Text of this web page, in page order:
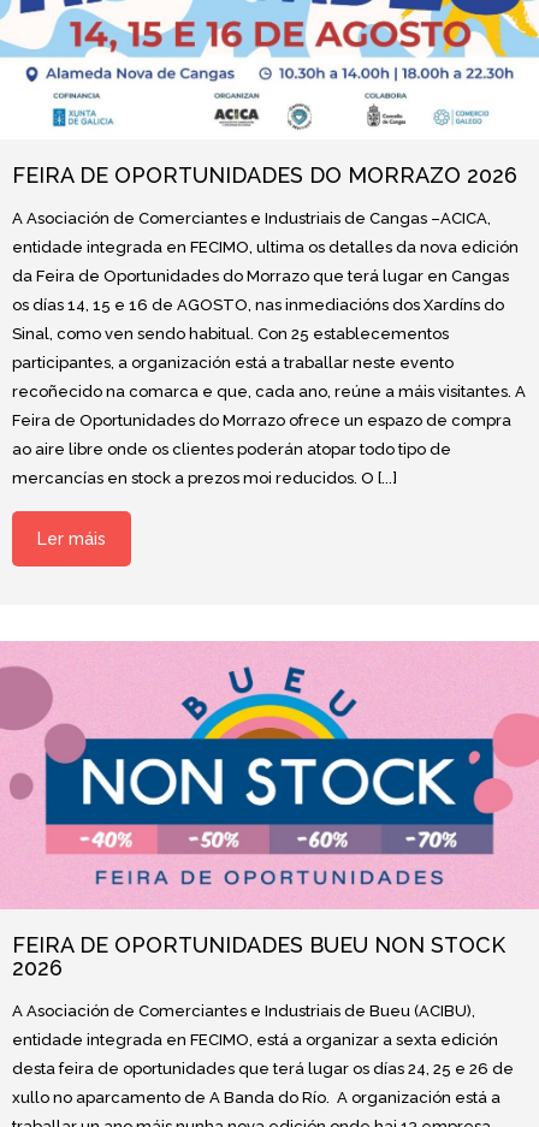
FEIRA DE OPORTUNIDADES DO MORRAZO 2026
A Asociación de Comerciantes e Industriais de Cangas –ACICA,
entidade integrada en FECIMO, ultima os detalles da nova edición
da Feira de Oportunidades do Morrazo que terá lugar en Cangas
os días 14, 15 e 16 de AGOSTO, nas inmediacións dos Xardíns do
Sinal, como ven sendo habitual. Con 25 establecementos
participantes, a organización está a traballar neste evento
recoñecido na comarca e que, cada ano, reúne a máis visitantes. A
Feira de Oportunidades do Morrazo ofrece un espazo de compra
ao aire libre onde os clientes poderán atopar todo tipo de
mercancías en stock a prezos moi reducidos. O [...]
Ler máis
FEIRA DE OPORTUNIDADES BUEU NON STOCK
2026
A Asociación de Comerciantes e Industriais de Bueu (ACIBU),
entidade integrada en FECIMO, está a organizar a sexta edición
desta feira de oportunidades que terá lugar os días 24, 25 e 26 de
xullo no aparcamento de A Banda do Río. A organización está a